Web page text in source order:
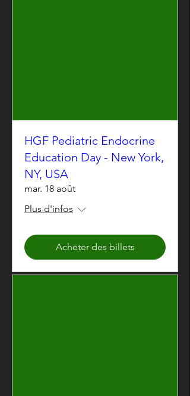
HGF Pediatric Endocrine
Education Day - New York,
NY, USA
mar. 18 août
Plus d'infos
Acheter des billets